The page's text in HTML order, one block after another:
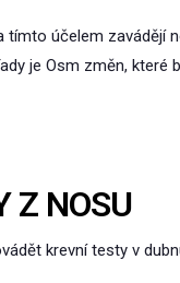
účelem zavádějí
je Osm změn, které
Z NOSU
krevní testy v